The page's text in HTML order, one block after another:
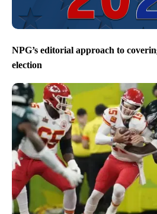
NPG’s editorial approach to
election